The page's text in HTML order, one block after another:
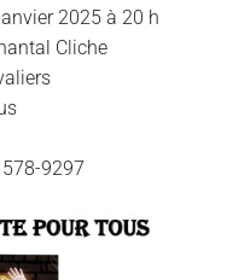
2025 à 20 h
Cliche
9297